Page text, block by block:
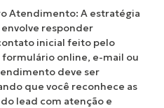
Atendimento: A estratégia
responder
inicial feito pelo
online, e-mail ou
deve ser
que você reconhece as
lead com atenção e